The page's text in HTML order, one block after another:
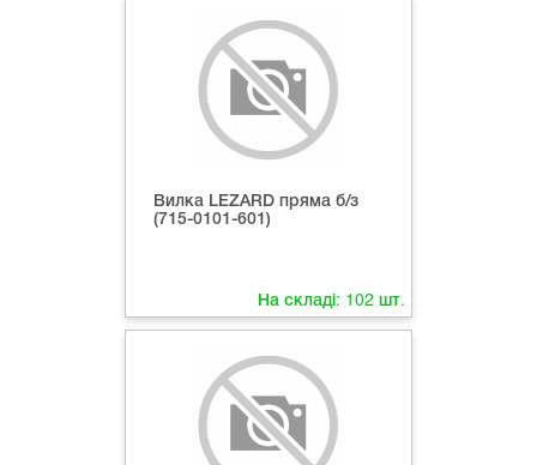
Вилка LEZARD пряма б/з
(715-0101-601)
На складі: 102 шт.